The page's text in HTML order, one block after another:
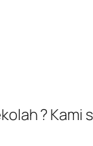
? Kami